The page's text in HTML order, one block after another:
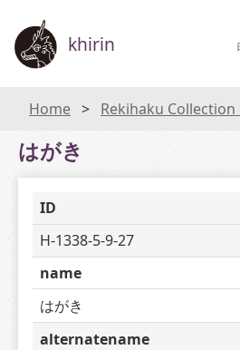
khirin
Home Rekihaku Collection Database (Collections
はがき
ID
H-1338-5-9-27
name
はがき
alternatename